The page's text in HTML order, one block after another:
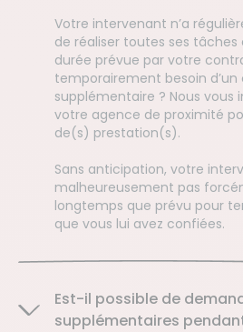
Votre intervenant n’a
de réaliser toutes ses tâches
durée prévue par votre
temporairement besoin
supplémentaire ? Nous
votre agence de proximité
de(s) prestation(s).
Sans anticipation, votre
malheureusement pas
longtemps que prévu pour
que vous lui avez confiées.
Est-il possible de
supplémentaires